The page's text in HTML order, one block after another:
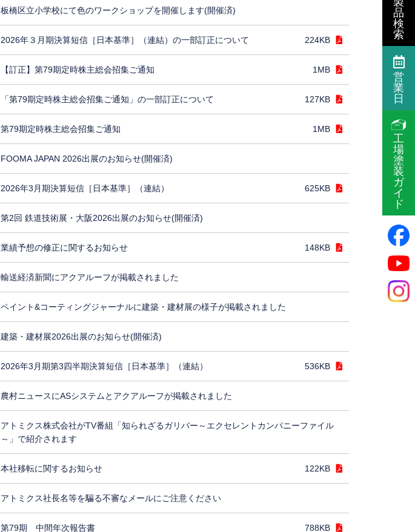
板橋区立小学校にて色のワークショップを開催します(開催済)
2026年３月期決算短信［日本基準］（連結）の一部訂正について 224KB
【訂正】第79期定時株主総会招集ご通知 1MB
「第79期定時株主総会招集ご通知」の一部訂正について 127KB
第79期定時株主総会招集ご通知 1MB
FOOMA JAPAN 2026出展のお知らせ(開催済)
2026年3月期決算短信［日本基準］（連結） 625KB
第2回 鉄道技術展・大阪2026出展のお知らせ(開催済)
業績予想の修正に関するお知らせ 148KB
輸送経済新聞にアクアルーフが掲載されました
ペイント&コーティングジャーナルに建築・建材展の様子が掲載されました
建築・建材展2026出展のお知らせ(開催済)
2026年3月期第3四半期決算短信［日本基準］（連結） 536KB
農村ニュースにASシステムとアクアルーフが掲載されました
アトミクス株式会社がTV番組「知られざるガリバー～エクセレントカンパニーファイル
～」で紹介されます
本社移転に関するお知らせ 122KB
アトミクス社長名等を騙る不審なメールにご注意ください
第79期 中間年次報告書 788KB
品
検
索
営
業
日
工
場
塗
装
ガ
イ
ド